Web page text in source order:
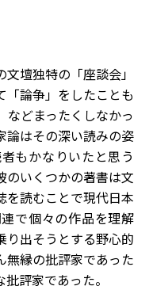
壇独特の「座談会」
「論争」をしたことも
などまったくしなかっ
論はその深い読みの姿
もかなりいたと思う
のいくつかの著書は文
を読むことで現代日本
で個々の作品を理解
り出そうとする野心的
無縁の批評家であった
評家であった。